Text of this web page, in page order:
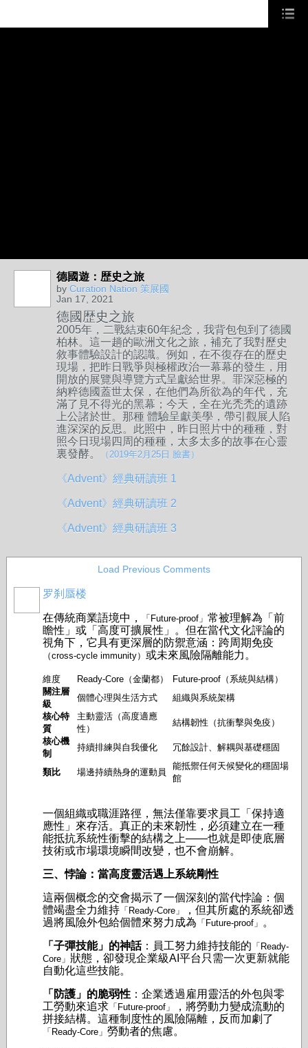
德國遊：歴史之旅
by Curation Nation 策展國
Jan 17, 2021
德國歴史之旅
2005年，二戰結束60年紀念，我背包包到了德國
柏林。這一趟的歐洲文化之旅，補充了我對歷史
敘事體驗設計的認識。例如，在不復存在的歷史
現場，把昨日戰爭與極權政治一幕幕的發生，用
開放的展覽與導覽方式呈獻給世界。罪深惡極的
納粹德國蓋世太保，在他們為所欲為的年代，充
滿了見不得光的黑幕；今天，全在光禿禿的遺跡
上公諸於世。那種 體驗呈獻美學，帶引觀展人陷
進深深的反思。此照中，昨日照片中的種種，對
照今日現場四周的種種，太多太多的故事在心靈
裏發酵。
（2019年2月25日 臉書）
《Advent》經典研讀班 1
《Advent》經典研讀班 2
《Advent》經典研讀班 3
Load Previous Comments
罗刹蜃楼
在傳統商業語境中， 「Future-proof」 常被理解為「前
瞻性」或「高度可擴展性」。但在當代文化評論的
視角下，它具有更深層的防禦意涵：跨周期免疫
（cross-cycle immunity） 或未來風險隔離能力。
維度 Ready-Core（金蘭都）
Future-proof（系統與結構）
關注層
級
個體心理與生活方式
組織與系統架構
核心特
質
主動靈活（高度適應
性）
結構韌性（抗衝擊與免疫）
核心機
制
持續排練與自我優化 冗餘設計、解耦與基礎穩固
類比 場邊持續熱身的運動員
能抵禦任何天候變化的穩固場
館
一個組織或職涯路徑，無法僅靠要求員工「保持適
應性」來存活。真正的未來韌性，必須建立在一種
能抵抗系統性衝擊的結構之上——也就是即使底層
技術或市場環境瞬間改變，也不會崩解。
三、悖論：當高度靈活遇上系統剛性
這兩個概念的交會揭示了一個深刻的當代悖論：個
體竭盡全力維持 「Ready-Core」
，但其所處的系統卻透
過將風險外包給個體來努力成為 「Future-proof」 。
「子彈技能」的神話：員工努力維持技能的 「Ready-
Core」 狀態，卻發現企業級AI平台只需一次更新就能
自動化這些技能。
「防護」的脆弱性 ：企業透過雇用靈活的外包與零
工勞動來追求 「Future-proof」
，將勞動力變成流動的
拼接結構。這種制度性的風險隔離，反而加劇了
「Ready-Core」 勞動者的焦慮。